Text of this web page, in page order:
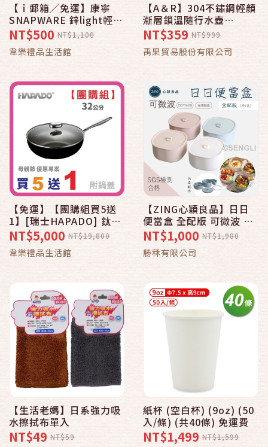
【ｉ郵箱／免運】康寧
SNAPWARE 鋅light輕瓷
保溫保冰按壓即飲隨行杯
550ml(三色任選)【台南
郵局專案】
NT$500 NT$1,100
韋樂禮品生活館
【A＆R】304不鏽鋼輕顏
漸層鎖溫隨行水壺
1000ML(保溫 保冷 輕量
好清洗 直飲設計 提環攜
帶 運動 健身)
NT$359 NT$999
禹果貿易股份有限公司
【免運】【團購組買5送
1】[瑞士HAPADO] 鈦金
不沾炒鍋32cm-黑 (含鍋
蓋)【郵政129 好物全都
有】【寵ｉ媽咪郵】
NT$5,000 NT$19,800
韋樂禮品生活館
【ZING心穎良品】日日
便當盒 全配版 可微波 可
蒸煮 耐酸鹼 台灣製造 文
青 質感
NT$1,000 NT$1,980
勝秝有限公司
【生活老媽】日系強力吸
水擦拭布單入
NT$49 NT$59
紙杯 (空白杯) (9oz) (50
入/條) (共40條) 免運費
NT$1,499 NT$1,599